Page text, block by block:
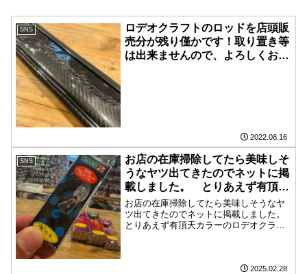
SNS
ロデオクラフトのロッドを店頭販
売分が残り僅かです！取り置き等
は出来ませんので、よろしくお願
2022.08.16
SNS
お店の在庫掃除してたら美味しそ
うなヤツ出てきたのでネットに掲
載しました。 とりあえず有頂天
カラーのロデオクラフトのプラグ
から出してみました。
お店の在庫掃除してたら美味しそうなヤ
ツ出てきたのでネットに掲載しました。
とりあえず有頂天カラーのロデオクラフ
2025.02.28